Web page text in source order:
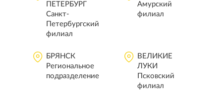
ПЕТЕРБУРГ
Санкт-
Петербургский
филиал
Амурский
филиал
БРЯНСК
Региональное
подразделение
ВЕЛИКИЕ
ЛУКИ
Псковский
филиал